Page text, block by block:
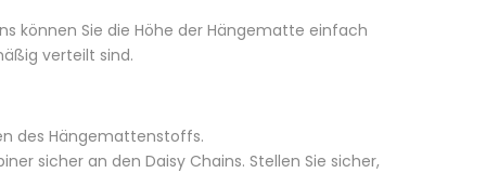
können Sie die Höhe der Hängematte einfach
verteilt sind.
des Hängemattenstoffs.
sicher an den Daisy Chains. Stellen Sie sicher,